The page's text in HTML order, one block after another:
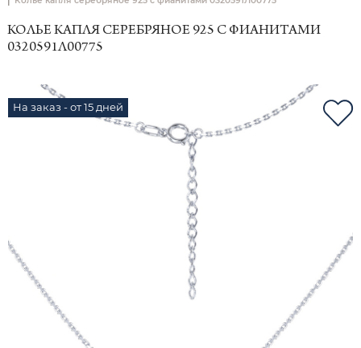
КОЛЬЕ КАПЛЯ СЕРЕБРЯНОЕ 925 С ФИАНИТАМИ
0320591Л00775
На заказ - от 15 дней